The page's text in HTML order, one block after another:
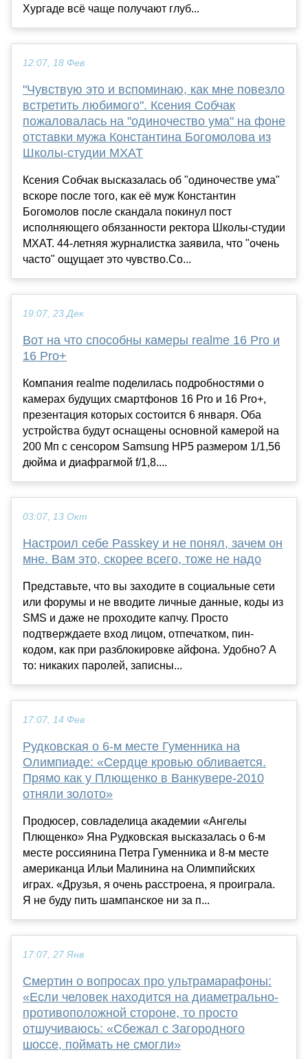
Хургаде всё чаще получают глуб...
12:07, 18 Фев
"Чувствую это и вспоминаю, как мне повезло
встретить любимого". Ксения Собчак
пожаловалась на "одиночество ума" на фоне
отставки мужа Константина Богомолова из
Школы-студии МХАТ
Ксения Собчак высказалась об "одиночестве ума"
вскоре после того, как её муж Константин
Богомолов после скандала покинул пост
исполняющего обязанности ректора Школы-студии
МХАТ. 44-летняя журналистка заявила, что "очень
часто" ощущает это чувство.Со...
19:07, 23 Дек
Вот на что способны камеры realme 16 Pro и
16 Pro+
Компания realme поделилась подробностями о
камерах будущих смартфонов 16 Pro и 16 Pro+,
презентация которых состоится 6 января. Оба
устройства будут оснащены основной камерой на
200 Мп с сенсором Samsung HP5 размером 1/1,56
дюйма и диафрагмой f/1,8....
03:07, 13 Окт
Настроил себе Passkey и не понял, зачем он
мне. Вам это, скорее всего, тоже не надо
Представьте, что вы заходите в социальные сети
или форумы и не вводите личные данные, коды из
SMS и даже не проходите капчу. Просто
подтверждаете вход лицом, отпечатком, пин-
кодом, как при разблокировке айфона. Удобно? А
то: никаких паролей, записны...
17:07, 14 Фев
Рудковская о 6-м месте Гуменника на
Олимпиаде: «Сердце кровью обливается.
Прямо как у Плющенко в Ванкувере-2010
отняли золото»
Продюсер, совладелица академии «Ангелы
Плющенко» Яна Рудковская высказалась о 6-м
месте россиянина Петра Гуменника и 8-м месте
американца Ильи Малинина на Олимпийских
играх. «Друзья, я очень расстроена, я проиграла.
Я не буду пить шампанское ни за п...
17:07, 27 Янв
Смертин о вопросах про ультрамарафоны:
«Если человек находится на диаметрально-
противоположной стороне, то просто
отшучиваюсь: «Сбежал с Загородного
шоссе, поймать не смогли»